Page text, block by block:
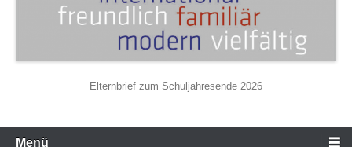
Elternbrief zum Schuljahresende 2026
Primäres
Menü